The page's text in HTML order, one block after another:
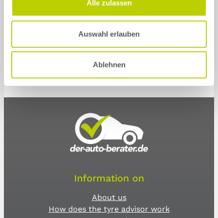
Alle zulassen
Auswahl erlauben
Ablehnen
Information on
About us
How does the tyre advisor work